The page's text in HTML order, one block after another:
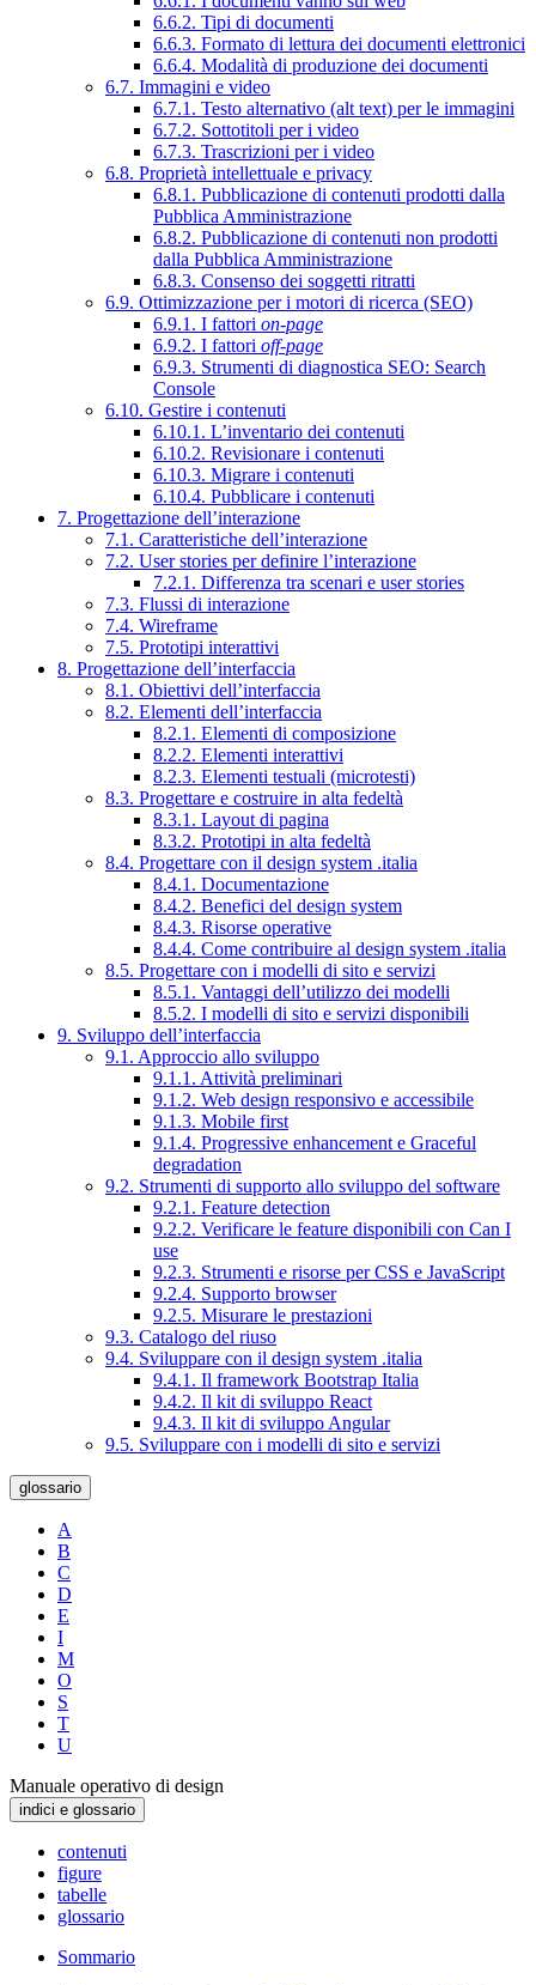
6.6.2. Tipi di documenti
6.6.3. Formato di lettura dei documenti elettronici
6.6.4. Modalità di produzione dei documenti
6.7. Immagini e video
6.7.1. Testo alternativo (alt text) per le immagini
6.7.2. Sottotitoli per i video
6.7.3. Trascrizioni per i video
6.8. Proprietà intellettuale e privacy
6.8.1. Pubblicazione di contenuti prodotti dalla
Pubblica Amministrazione
6.8.2. Pubblicazione di contenuti non prodotti
dalla Pubblica Amministrazione
6.8.3. Consenso dei soggetti ritratti
6.9. Ottimizzazione per i motori di ricerca (SEO)
6.9.1. I fattori on-page
6.9.2. I fattori off-page
6.9.3. Strumenti di diagnostica SEO: Search
Console
6.10. Gestire i contenuti
6.10.1. L’inventario dei contenuti
6.10.2. Revisionare i contenuti
6.10.3. Migrare i contenuti
6.10.4. Pubblicare i contenuti
7. Progettazione dell’interazione
7.1. Caratteristiche dell’interazione
7.2. User stories per definire l’interazione
7.2.1. Differenza tra scenari e user stories
7.3. Flussi di interazione
7.4. Wireframe
7.5. Prototipi interattivi
8. Progettazione dell’interfaccia
8.1. Obiettivi dell’interfaccia
8.2. Elementi dell’interfaccia
8.2.1. Elementi di composizione
8.2.2. Elementi interattivi
8.2.3. Elementi testuali (microtesti)
8.3. Progettare e costruire in alta fedeltà
8.3.1. Layout di pagina
8.3.2. Prototipi in alta fedeltà
8.4. Progettare con il design system .italia
8.4.1. Documentazione
8.4.2. Benefici del design system
8.4.3. Risorse operative
8.4.4. Come contribuire al design system .italia
8.5. Progettare con i modelli di sito e servizi
8.5.1. Vantaggi dell’utilizzo dei modelli
8.5.2. I modelli di sito e servizi disponibili
9. Sviluppo dell’interfaccia
9.1. Approccio allo sviluppo
9.1.1. Attività preliminari
9.1.2. Web design responsivo e accessibile
9.1.3. Mobile first
9.1.4. Progressive enhancement e Graceful
degradation
9.2. Strumenti di supporto allo sviluppo del software
9.2.1. Feature detection
9.2.2. Verificare le feature disponibili con Can I
use
9.2.3. Strumenti e risorse per CSS e JavaScript
9.2.4. Supporto browser
9.2.5. Misurare le prestazioni
9.3. Catalogo del riuso
9.4. Sviluppare con il design system .italia
9.4.1. Il framework Bootstrap Italia
9.4.2. Il kit di sviluppo React
9.4.3. Il kit di sviluppo Angular
9.5. Sviluppare con i modelli di sito e servizi
glossario
A
B
C
D
E
I
M
O
S
T
U
Manuale operativo di design
indici e glossario
contenuti
figure
tabelle
glossario
Sommario